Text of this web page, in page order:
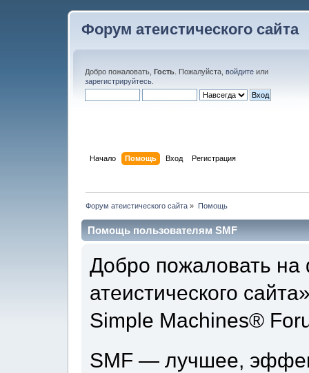
Форум атеистического сайта
Добро пожаловать, Гость . Пожалуйста, войдите или
зарегистрируйтесь
Начало Помощь Вход Регистрация
Форум атеистического сайта » Помощь
Помощь пользователям SMF
Добро пожаловать
атеистического
Simple Machines®
SMF — лучшее,